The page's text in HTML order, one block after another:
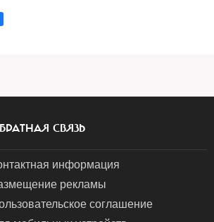
СВЯЗЬ
информация
рекламы
соглашение